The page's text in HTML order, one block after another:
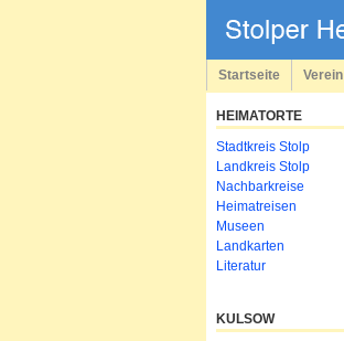
überspringen
Startseite Verein
HEIMATORTE
Navigation
überspringen
Stadtkreis Stolp
Landkreis Stolp
Nachbarkreise
Heimatreisen
Museen
Landkarten
Literatur
KULSOW